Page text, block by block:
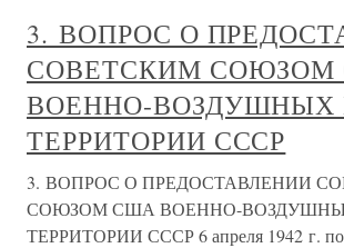
3. ВОПРОС О
СОВЕТСКИМ
ВОЕННО-ВОЗДУШНЫХ
ТЕРРИТОРИИ СССР
3. ВОПРОС О ПРЕДОСТАВЛЕНИИ
СОЮЗОМ США ВОЕННО-
ТЕРРИТОРИИ СССР 6 апреля 1942 г.